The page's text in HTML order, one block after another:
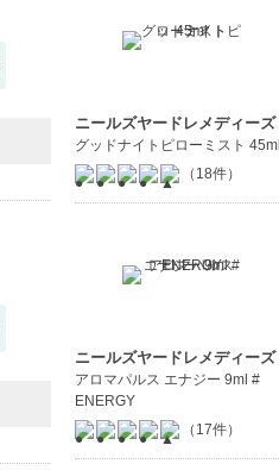
ニールズヤードレメディーズ
グッドナイトピローミスト 45ml
（18件）
ニールズヤードレメディーズ
アロマパルス エナジー 9ml #
ENERGY
（17件）